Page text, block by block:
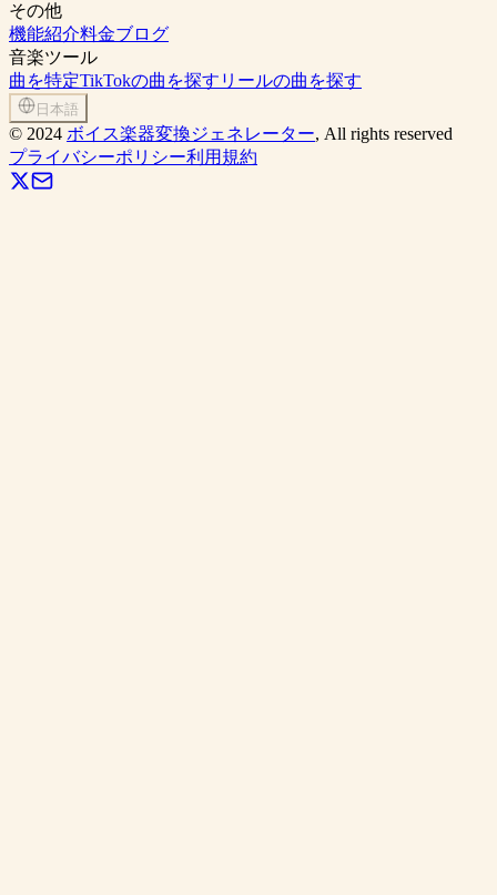
その他
機能紹介料金ブログ
音楽ツール
曲を特定TikTokの曲を探す リールの曲を探す
日本語
© 2024 ボイス楽器変換ジェネレーター, All rights reserved
プライバシーポリシー利用規約